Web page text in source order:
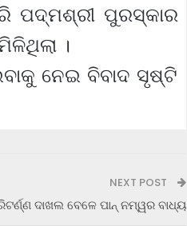
ପଦ୍ମଶ୍ରୀ ପୁରସ୍କାର
।
ନେଇ ବିବାଦ ସୃଷ୍ଟି
NEXT POST
ଦାଖଲ ବେଳେ ପାନ୍‍ ନମ୍ୱର ବାଧ୍ୟ